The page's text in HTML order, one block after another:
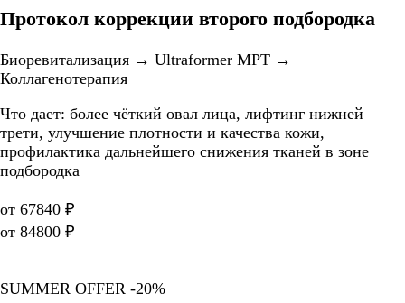
Протокол коррекции второго подбородка
Биоревитализация → Ultraformer MPT →
Коллагенотерапия
Что дает: более чёткий овал лица, лифтинг нижней
трети, улучшение плотности и качества кожи,
профилактика дальнейшего снижения тканей в зоне
подбородка
от 67840 ₽
от 84800 ₽
SUMMER OFFER -20%